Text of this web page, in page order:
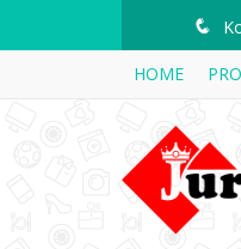
q
HOME